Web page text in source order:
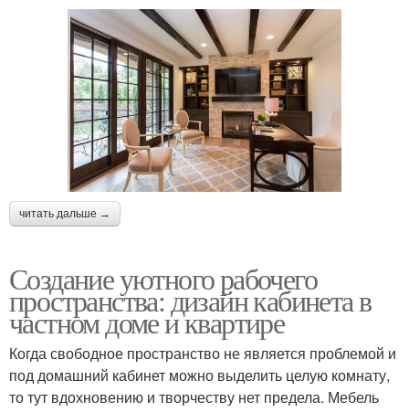
читать дальше →
Создание уютного рабочего
пространства: дизайн кабинета в
частном доме и квартире
Когда свободное пространство не является проблемой и
под домашний кабинет можно выделить целую комнату,
то тут вдохновению и творчеству нет предела. Мебель